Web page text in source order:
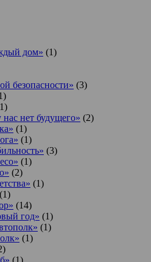
дом» (1)
безопасности» (3)
нет будущего» (2)
(1)
(1)
(3)
(1)
(2)
(1)
(1)
(14)
год» (1)
(1)
(1)
(1)